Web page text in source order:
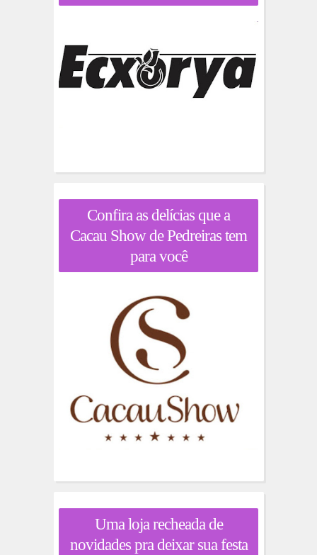
Confira as delícias que a
Cacau Show de Pedreiras tem
para você
Uma loja recheada de
novidades pra deixar sua festa